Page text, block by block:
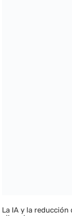
La IA y la reducción